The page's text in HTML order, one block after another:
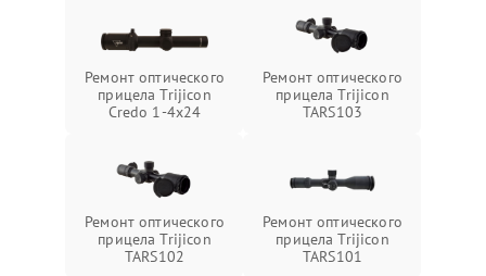
Ремонт оптического
прицела Trijicon
Credo 1-4x24
Ремонт оптического
прицела Trijicon
TARS103
Ремонт оптического
прицела Trijicon
TARS102
Ремонт оптического
прицела Trijicon
TARS101